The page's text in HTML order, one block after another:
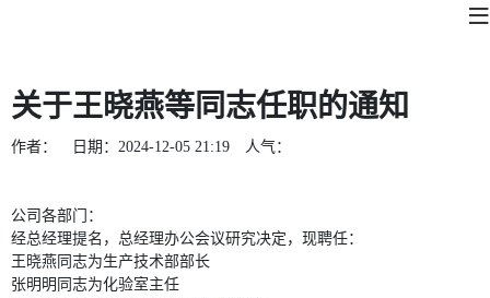
关于王晓燕等同志任职的通知
作者： 日期： 2024-12-05 21:19 人气：
公司各部门：
经总经理提名，总经理办公会议研究决定，现聘任：
王晓燕同志为生产技术部部长
张明明同志为化验室主任